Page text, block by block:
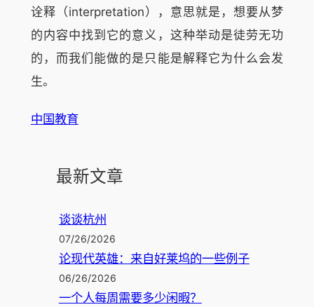
诠释（interpretation），意思就是，想要从梦
的内容中找到它的意义，这种举动是徒劳无功
的，而我们能做的是只能是解释它为什么会发
生。
中国教育
最新文章
谈谈杭州
07/26/2026
论现代英雄：来自好莱坞的一些例子
06/26/2026
一个人每周需要多少闲暇？